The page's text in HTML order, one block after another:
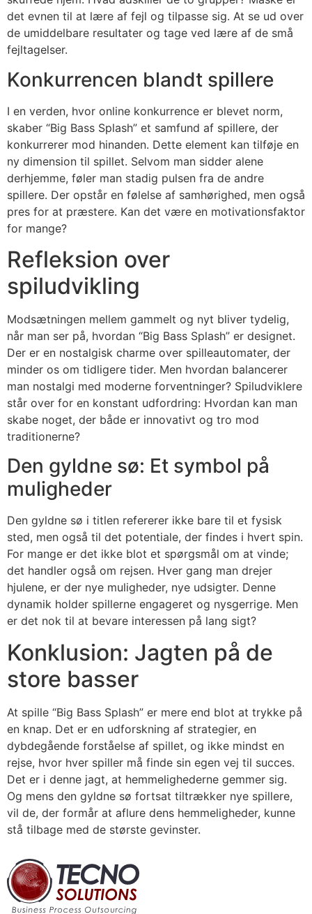
det evnen til at lære af fejl og tilpasse sig. At se ud over
de umiddelbare resultater og tage ved lære af de små
fejltagelser.
Konkurrencen blandt spillere
I en verden, hvor online konkurrence er blevet norm,
skaber “Big Bass Splash” et samfund af spillere, der
konkurrerer mod hinanden. Dette element kan tilføje en
ny dimension til spillet. Selvom man sidder alene
derhjemme, føler man stadig pulsen fra de andre
spillere. Der opstår en følelse af samhørighed, men også
pres for at præstere. Kan det være en motivationsfaktor
for mange?
Refleksion over
spiludvikling
Modsætningen mellem gammelt og nyt bliver tydelig,
når man ser på, hvordan “Big Bass Splash” er designet.
Der er en nostalgisk charme over spilleautomater, der
minder os om tidligere tider. Men hvordan balancerer
man nostalgi med moderne forventninger? Spiludviklere
står over for en konstant udfordring: Hvordan kan man
skabe noget, der både er innovativt og tro mod
traditionerne?
Den gyldne sø: Et symbol på
muligheder
Den gyldne sø i titlen refererer ikke bare til et fysisk
sted, men også til det potentiale, der findes i hvert spin.
For mange er det ikke blot et spørgsmål om at vinde;
det handler også om rejsen. Hver gang man drejer
hjulene, er der nye muligheder, nye udsigter. Denne
dynamik holder spillerne engageret og nysgerrige. Men
er det nok til at bevare interessen på lang sigt?
Konklusion: Jagten på de
store basser
At spille “Big Bass Splash” er mere end blot at trykke på
en knap. Det er en udforskning af strategier, en
dybdegående forståelse af spillet, og ikke mindst en
rejse, hvor hver spiller må finde sin egen vej til succes.
Det er i denne jagt, at hemmelighederne gemmer sig.
Og mens den gyldne sø fortsat tiltrækker nye spillere,
vil de, der formår at aflure dens hemmeligheder, kunne
stå tilbage med de største gevinster.